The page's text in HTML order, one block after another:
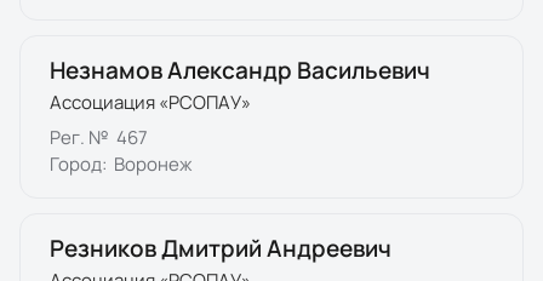
Незнамов Александр Васильевич
Ассоциация «РСОПАУ»
Рег. № 467
Город: Воронеж
Резников Дмитрий Андреевич